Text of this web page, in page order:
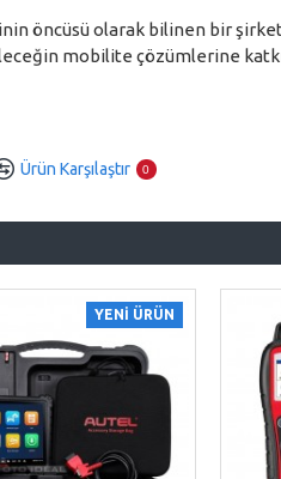
öncüsü olarak bilinen bir
mobilite çözümlerine
Ürün Karşılaştır 0
YENI ÜRÜN